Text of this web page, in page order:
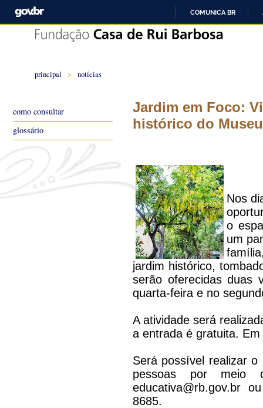
COMUNICA BR
principal > notícias
Jardim em Foco:
histórico do
Nos
o
um
jardim histórico,
serão oferecidas duas
quarta-feira e no
A atividade será
a entrada é gratuita.
Será possível realizar
pessoas por meio
educativa@rb.gov.br
8685.
como consultar
glossário